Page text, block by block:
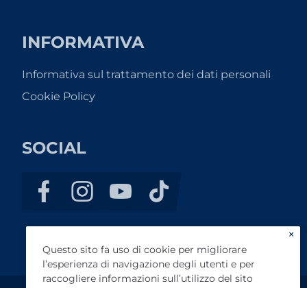
INFORMATIVA
Informativa sul trattamento dei dati personali
Cookie Policy
SOCIAL
×
Questo sito fa uso di cookie per migliorare
l’esperienza di navigazione degli utenti e per
raccogliere informazioni sull’utilizzo del sito